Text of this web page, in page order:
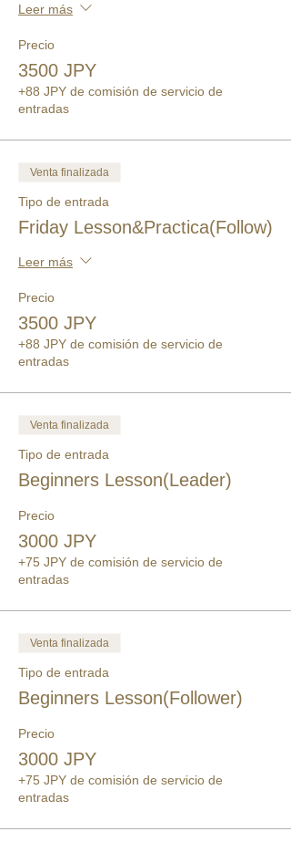
Leer más
Precio
3500 JPY
+88 JPY de comisión de servicio de
entradas
Venta finalizada
Tipo de entrada
Friday Lesson&Practica(Follow)
Leer más
Precio
3500 JPY
+88 JPY de comisión de servicio de
entradas
Venta finalizada
Tipo de entrada
Beginners Lesson(Leader)
Precio
3000 JPY
+75 JPY de comisión de servicio de
entradas
Venta finalizada
Tipo de entrada
Beginners Lesson(Follower)
Precio
3000 JPY
+75 JPY de comisión de servicio de
entradas